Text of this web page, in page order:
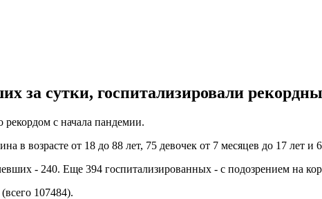
за сутки, госпитализировали
рекордом с начала пандемии.
в возрасте от 18 до 88 лет, 75 девочек от 7 месяцев до 17 лет и
- 240. Еще 394 госпитализированных - с подозрением на
107484).